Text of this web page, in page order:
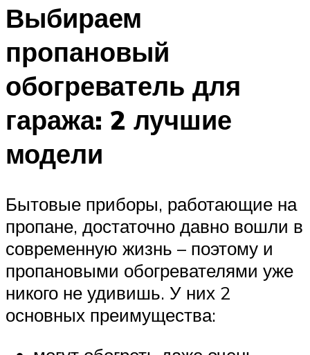
Выбираем
пропановый
обогреватель для
гаража: 2 лучшие
модели
Бытовые приборы, работающие на
пропане, достаточно давно вошли в
современную жизнь – поэтому и
пропановыми обогревателями уже
никого не удивишь. У них 2
основных преимущества: